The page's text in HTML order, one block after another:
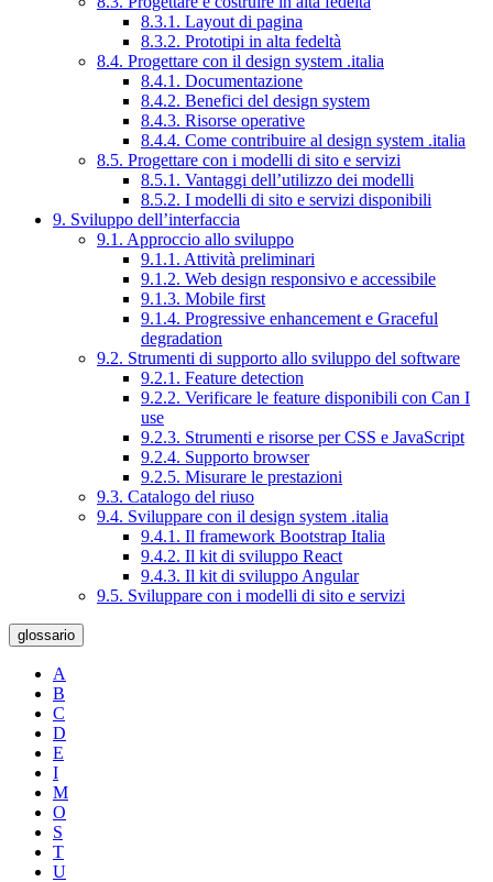
8.3.1. Layout di pagina
8.3.2. Prototipi in alta fedeltà
8.4. Progettare con il design system .italia
8.4.1. Documentazione
8.4.2. Benefici del design system
8.4.3. Risorse operative
8.4.4. Come contribuire al design system .italia
8.5. Progettare con i modelli di sito e servizi
8.5.1. Vantaggi dell’utilizzo dei modelli
8.5.2. I modelli di sito e servizi disponibili
9. Sviluppo dell’interfaccia
9.1. Approccio allo sviluppo
9.1.1. Attività preliminari
9.1.2. Web design responsivo e accessibile
9.1.3. Mobile first
9.1.4. Progressive enhancement e Graceful
degradation
9.2. Strumenti di supporto allo sviluppo del software
9.2.1. Feature detection
9.2.2. Verificare le feature disponibili con Can I
use
9.2.3. Strumenti e risorse per CSS e JavaScript
9.2.4. Supporto browser
9.2.5. Misurare le prestazioni
9.3. Catalogo del riuso
9.4. Sviluppare con il design system .italia
9.4.1. Il framework Bootstrap Italia
9.4.2. Il kit di sviluppo React
9.4.3. Il kit di sviluppo Angular
9.5. Sviluppare con i modelli di sito e servizi
glossario
A
B
C
D
E
I
M
O
S
T
U